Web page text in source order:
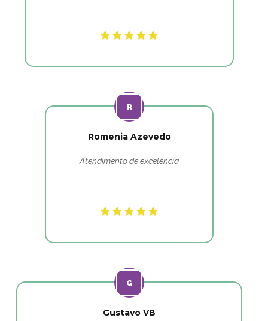
Romenia Azevedo
Atendimento de excelência
Gustavo VB